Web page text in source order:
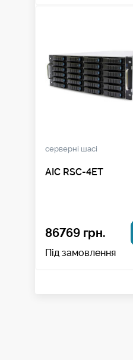
серверні шасі
AIC RSC-4ET
86769 грн.
Під замовлення